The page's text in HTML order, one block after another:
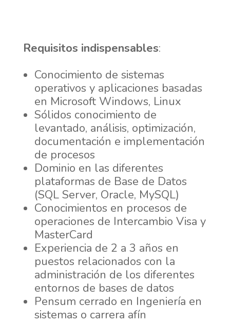
Requisitos indispensables:
Conocimiento de sistemas
operativos y aplicaciones basadas
en Microsoft Windows, Linux
Sólidos conocimiento de
levantado, análisis, optimización,
documentación e implementación
de procesos
Dominio en las diferentes
plataformas de Base de Datos
(SQL Server, Oracle, MySQL)
Conocimientos en procesos de
operaciones de Intercambio Visa y
MasterCard
Experiencia de 2 a 3 años en
puestos relacionados con la
administración de los diferentes
entornos de bases de datos
Pensum cerrado en Ingeniería en
sistemas o carrera afín